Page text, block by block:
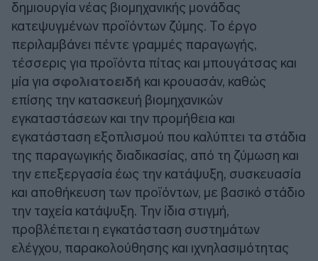
δημιουργία νέας βιομηχανικής μονάδας
κατεψυγμένων προϊόντων ζύμης. Το έργο
περιλαμβάνει πέντε γραμμές παραγωγής,
τέσσερις για προϊόντα πίτας και μπουγάτσας και
μία για σφολιατοειδή και κρουασάν, καθώς
επίσης την κατασκευή βιομηχανικών
εγκαταστάσεων και την προμήθεια και
εγκατάσταση εξοπλισμού που καλύπτει τα στάδια
της παραγωγικής διαδικασίας, από τη ζύμωση και
την επεξεργασία έως την κατάψυξη, συσκευασία
και αποθήκευση των προϊόντων, με βασικό στάδιο
την ταχεία κατάψυξη. Την ίδια στιγμή,
προβλέπεται η εγκατάσταση συστημάτων
ελέγχου, παρακολούθησης και ιχνηλασιμότητας